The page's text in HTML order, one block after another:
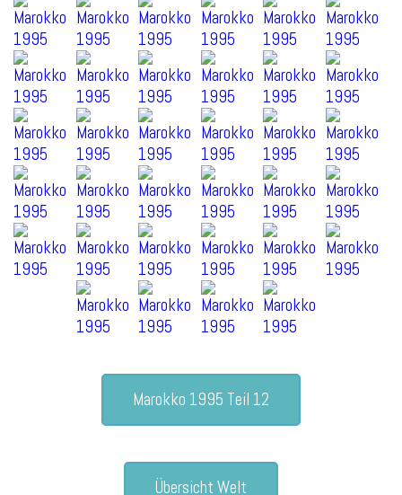
Marokko 1995 Teil 12
Übersicht Welt